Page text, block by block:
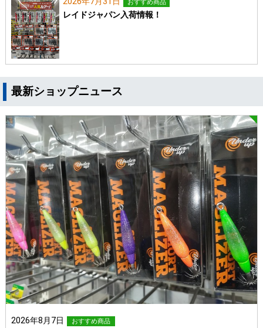
おすすめ商品
レイドジャパン入荷情報！
最新ショップニュース
2026年8月7日 おすすめ商品